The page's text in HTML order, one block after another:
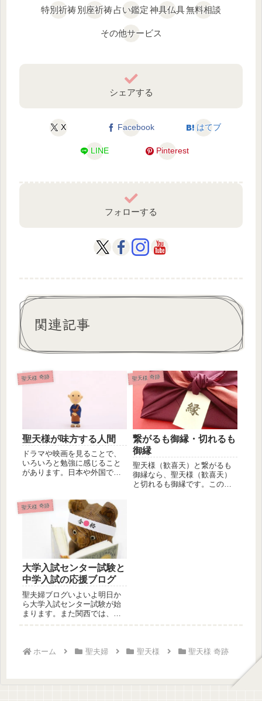
特別祈祷別座祈祷占い鑑定神具仏具無料相談
その他サービス
シェアする
X Facebook はてブ
LINE Pinterest
フォローする
関連記事
聖天様 奇跡
聖天様が味方する人間
ドラマや映画を見ることで、
いろいろと勉強に感じること
があります。日本や外国でも
聖天様 奇跡
繋がるも御縁・切れるも
御縁
聖天様（歓喜天）と繋がるも
御縁なら、聖天様（歓喜天）
と切れるも御縁です。この世
聖天様 奇跡
大学入試センター試験と
中学入試の応援ブログ
聖夫婦ブログいよいよ明日か
ら大学入試センター試験が始
まります。また関西では、男
ホーム 聖夫婦 聖天様 聖天様 奇跡